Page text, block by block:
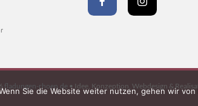
fladungen-rhoen.de • Idee, Konzeption, Webdesign &
Sie die Website weiter nutzen, gehen wir